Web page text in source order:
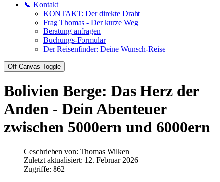
📞 Kontakt
KONTAKT: Der direkte Draht
Frag Thomas - Der kurze Weg
Beratung anfragen
Buchungs-Formular
Der Reisenfinder: Deine Wunsch-Reise
Off-Canvas Toggle
Bolivien Berge: Das Herz der
Anden - Dein Abenteuer
zwischen 5000ern und 6000ern
Geschrieben von: Thomas Wilken
Zuletzt aktualisiert: 12. Februar 2026
Zugriffe: 862